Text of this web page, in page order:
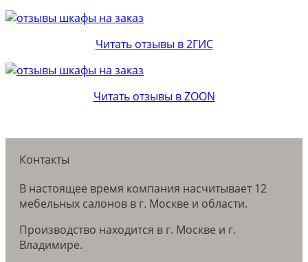
Читать отзывы в 2ГИС
Читать отзывы в ZOON
Контакты
В настоящее время компания насчитывает 12
мебельных салонов в г. Москве и области.
Производство находится в г. Москве и г.
Владимире.